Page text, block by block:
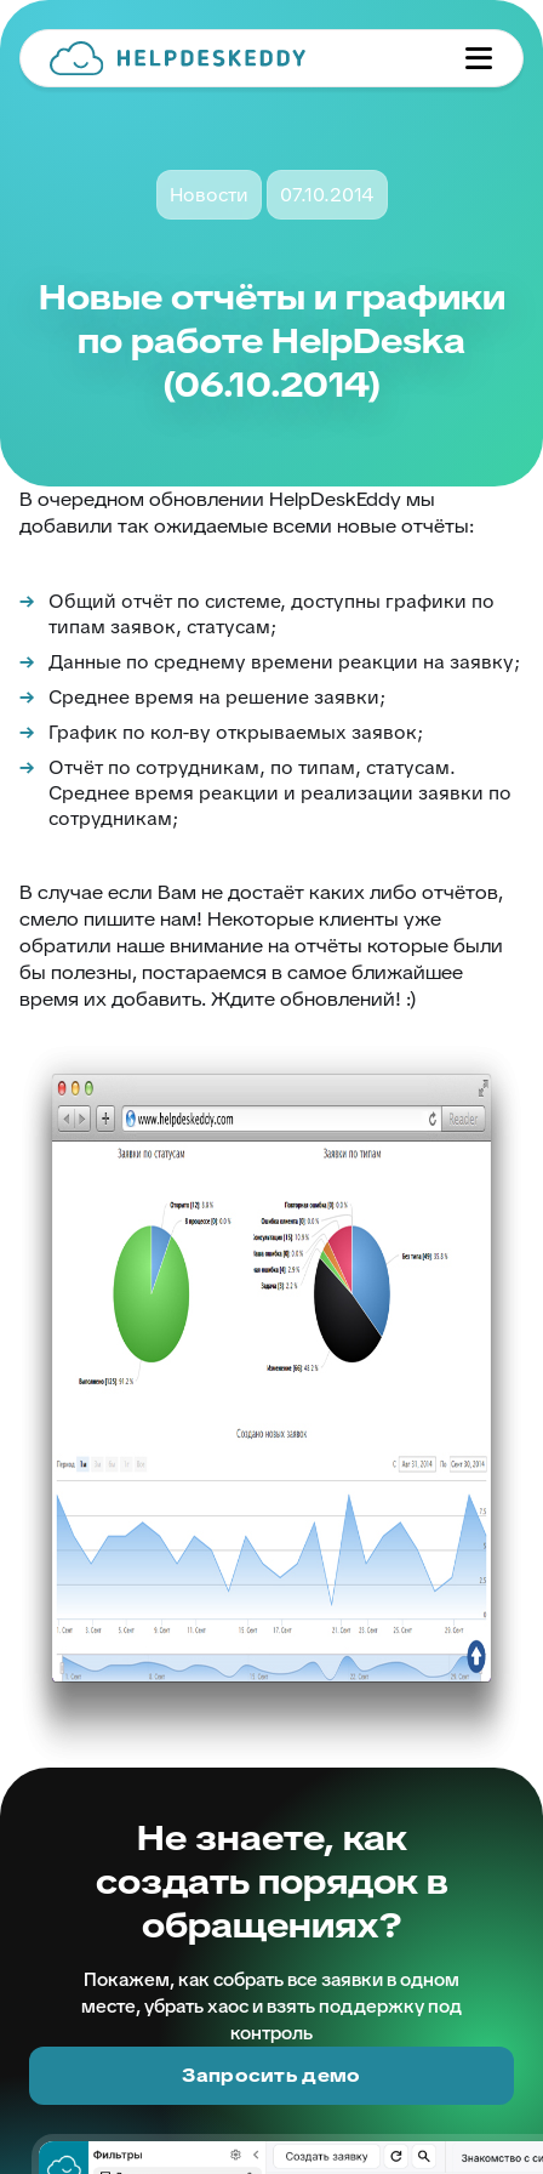
Новости 07.10.2014
Новые отчёты и графики
по работе HelpDeskа
(06.10.2014)
В очередном обновлении HelpDeskEddy мы
добавили так ожидаемые всеми новые отчёты:
Общий отчёт по системе, доступны графики по
типам заявок, статусам;
Данные по среднему времени реакции на заявку;
Среднее время на решение заявки;
График по кол-ву открываемых заявок;
Отчёт по сотрудникам, по типам, статусам.
Среднее время реакции и реализации заявки по
сотрудникам;
В случае если Вам не достаёт каких либо отчётов,
смело пишите нам! Некоторые клиенты уже
обратили наше внимание на отчёты которые были
бы полезны, постараемся в самое ближайшее
время их добавить. Ждите обновлений! :)
Не знаете, как
создать порядок в
обращениях?
Покажем, как собрать все заявки в одном
месте, убрать хаос и взять поддержку под
контроль
Запросить демо